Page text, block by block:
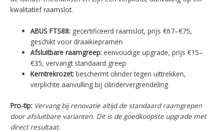
kwalitatief raamslot.
ABUS FTS88: gecertificeerd raamslot, prijs €67–€75,
geschikt voor draaikiepramen
Afsluitbare raamgreep: eenvoudige upgrade, prijs €15–
€35, vervangt standaard greep
Kerntrekrozet: beschermt cilinder tegen uittrekken,
verplichte aanvulling bij cilindervergrendeling
Pro-tip: Vervang bij renovatie altijd de standaard raamgrepen
door afsluitbare varianten. Dit is de goedkoopste upgrade met
direct resultaat.